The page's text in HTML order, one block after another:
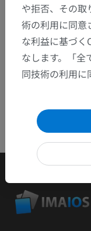
アプリを入手
や拒否、その取
術の利用に同意
な利益に基づ
なします。「全
同技術の利用に